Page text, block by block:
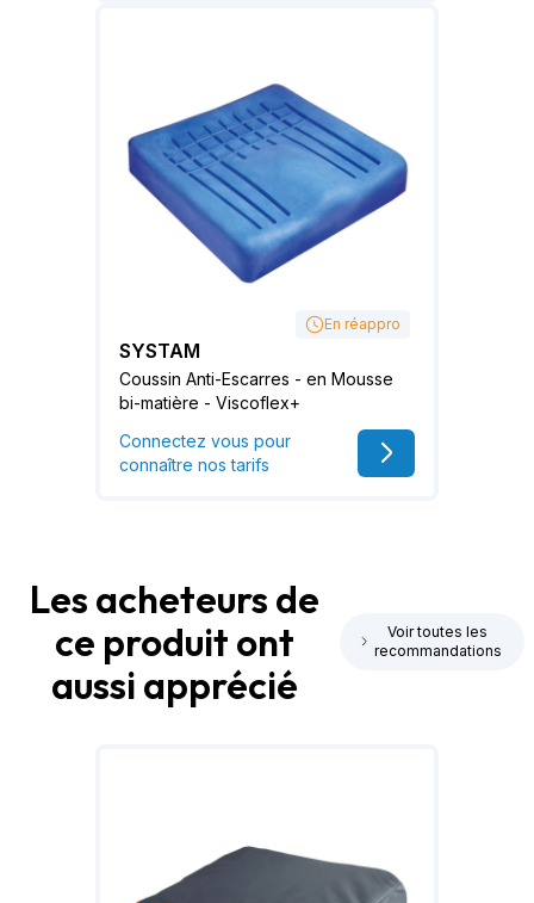
En réappro
SYSTAM
Coussin Anti-Escarres - en Mousse
bi-matière - Viscoflex+
Connectez vous pour
connaître nos tarifs
Les acheteurs de
ce produit ont
aussi apprécié
Voir toutes les
recommandations